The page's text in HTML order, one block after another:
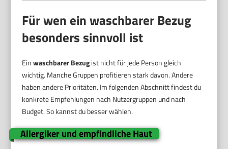
Für wen ein waschbarer Bezug
besonders sinnvoll ist
Einwaschbarer Bezugist nicht für jede Person gleich
wichtig. Manche Gruppen profitieren stark davon. Andere
haben andere Prioritäten. Im folgenden Abschnitt findest du
konkrete Empfehlungen nach Nutzergruppen und nach
Budget. So kannst du besser wählen.
Allergiker und empfindliche Haut